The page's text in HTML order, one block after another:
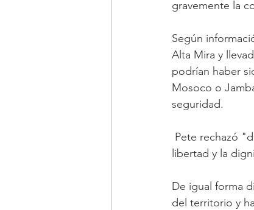
gravemente la
Según
Alta Mira y
podrían haber
Mosoco o
seguridad.
Pete rechazó
libertad y la
De igual forma
del territorio y